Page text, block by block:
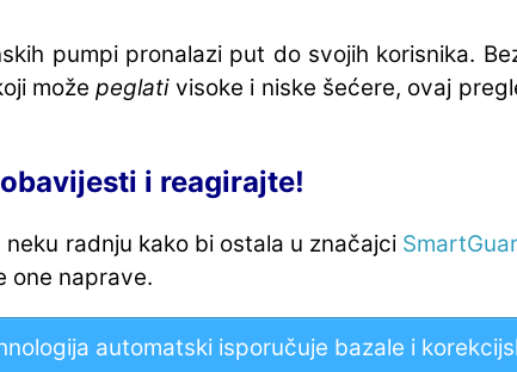
pumpi pronalazi put do svojih korisnika.
možepeglativisoke i niske šećere, ovaj
i reagirajte!
radnju kako bi ostala u značajci
one naprave.
automatski isporučuje bazale i